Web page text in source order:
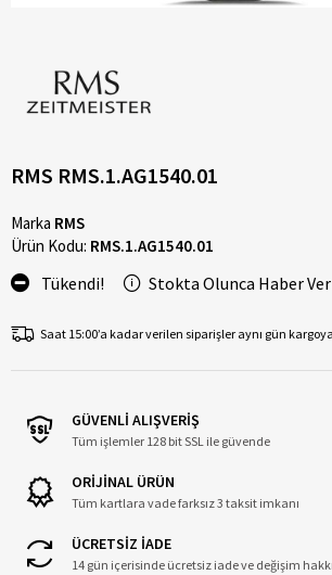
RMS RMS.1.AG1540.01
Marka RMS
Ürün Kodu: RMS.1.AG1540.01
Tükendi! Stokta Olunca Haber Ver
Saat 15:00’a kadar verilen siparişler aynı gün
GÜVENLİ ALIŞVERİŞ
Tüm işlemler 128 bit SSL ile güvende
ORİJİNAL ÜRÜN
Tüm kartlara vade farksız 3 taksit imkanı
ÜCRETSİZ İADE
14 gün içerisinde ücretsiz iade ve değişim hakkı